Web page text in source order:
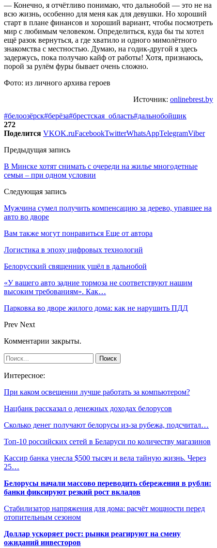
— Конечно, я отчётливо понимаю, что дальнобой — это не на
всю жизнь, особенно для меня как для девушки. Но хороший
старт в плане финансов и хороший вариант, чтобы посмотреть
мир с любимым человеком. Определиться, куда бы ты хотел
ещё разок вернуться, а где хватило и одного мимолётного
знакомства с местностью. Думаю, на годик-другой я здесь
задержусь, пока получаю кайф от работы! Хотя, признаюсь,
порой за рулём фуры бывает очень сложно.
Фото: из личного архива героев
Источник: onlinebrest.by
#белоозёрск#берёза#брестская_область#дальнобойщик
272
Поделится VKOK.ruFacebookTwitterWhatsAppTelegramViber
Предыдущая запись
В Минске хотят снимать с очереди на жилье многодетные
семьи – при одном условии
Следующая запись
Мужчина сумел получить компенсацию за дерево, упавшее на
авто во дворе
Вам также могут понравиться Еще от автора
Логистика в эпоху цифровых технологий
Белорусский священник ушёл в дальнобой
«У вашего авто задние тормоза не соответствуют нашим
высоким требованиям». Как…
Парковка во дворе жилого дома: как не нарушить ПДД
Prev Next
Комментарии закрыты.
Интересное:
При каком освещении лучше работать за компьютером?
Нацбанк рассказал о денежных доходах белорусов
Сколько денег получают белорусы из-за рубежа, подсчитал…
Топ-10 российских сетей в Беларуси по количеству магазинов
Кассир банка унесла $500 тысяч и вела тайную жизнь. Через
25…
Белорусы начали массово переводить сбережения в рубли:
банки фиксируют резкий рост вкладов
Стабилизатор напряжения для дома: расчёт мощности перед
отопительным сезоном
Доллар ускоряет рост: рынки реагируют на смену
ожиданий инвесторов